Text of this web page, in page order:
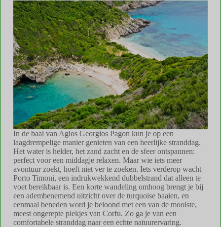
In de baai van Agios Georgios Pagon kun je op een
laagdrempelige manier genieten van een heerlijke stranddag.
Het water is helder, het zand zacht en de sfeer ontspannen:
perfect voor een middagje relaxen. Maar wie iets meer
avontuur zoekt, hoeft niet ver te zoeken. Iets verderop wacht
Porto Timoni, een indrukwekkend dubbelstrand dat alleen te
voet bereikbaar is. Een korte wandeling omhoog brengt je bij
een adembenemend uitzicht over de turquoise baaien, en
eenmaal beneden word je beloond met een van de mooiste,
meest ongerepte plekjes van Corfu. Zo ga je van een
comfortabele stranddag naar een echte natuurervaring.